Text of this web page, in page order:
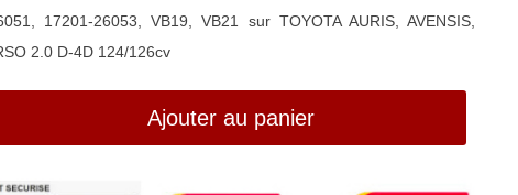
17201-26053, VB19, VB21 sur TOYOTA AURIS, AVENSIS,
2.0 D-4D 124/126cv
Ajouter au panier